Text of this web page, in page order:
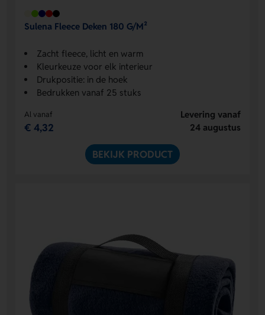
Sulena Fleece Deken 180 G/M²
Zacht fleece, licht en warm
Kleurkeuze voor elk interieur
Drukpositie: in de hoek
Bedrukken vanaf 25 stuks
Al vanaf
€ 4,32
Levering vanaf
24 augustus
BEKIJK PRODUCT